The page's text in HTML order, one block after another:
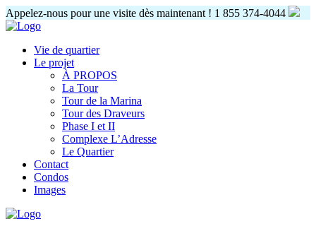
Appelez-nous pour une visite dès maintenant ! 1 855 374-4044
Vie de quartier
Le projet
À PROPOS
La Tour
Tour de la Marina
Tour des Draveurs
Phase I et II
Complexe L’Adresse
Le Quartier
Contact
Condos
Images